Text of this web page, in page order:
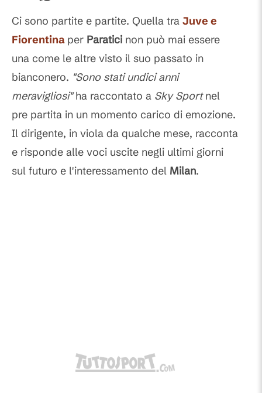
Ci sono partite e partite. Quella tra Juve e
Fiorentina per Paratici non può mai essere
una come le altre visto il suo passato in
bianconero. "Sono stati undici anni
meravigliosi"ha raccontato a Sky Sportnel
pre partita in un momento carico di emozione.
Il dirigente, in viola da qualche mese, racconta
e risponde alle voci uscite negli ultimi giorni
sul futuro e l'interessamento del Milan.